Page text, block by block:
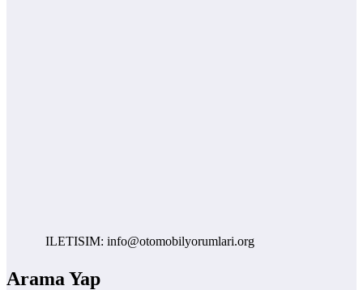
ILETISIM: info@otomobilyorumlari.org
Arama Yap